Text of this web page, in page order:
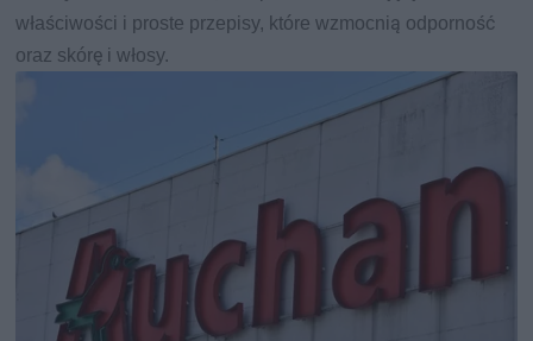
właściwości i proste przepisy, które wzmocnią odporność
oraz skórę i włosy.